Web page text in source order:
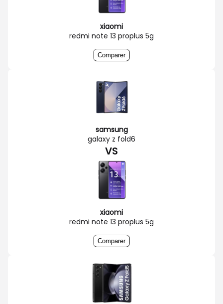
xiaomi
redmi note 13 proplus 5g
Comparer
samsung
galaxy z fold6
VS
xiaomi
redmi note 13 proplus 5g
Comparer